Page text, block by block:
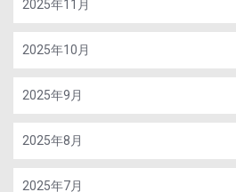
2025年11月
2025年10月
2025年9月
2025年8月
2025年7月